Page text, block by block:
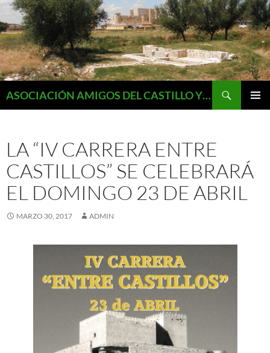
Saltar
al
contenido
ASOCIACIÓN AMIGOS DEL CASTILLO Y MONUMENTOS DE FUENTES DE VALDEPERO
LA “IV CARRERA ENTRE
CASTILLOS” SE CELEBRARÁ
EL DOMINGO 23 DE ABRIL
MARZO 30, 2017 ADMIN